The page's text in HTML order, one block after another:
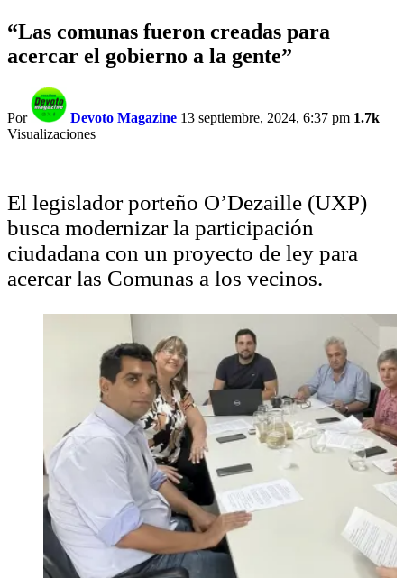
“Las comunas fueron creadas para
acercar el gobierno a la gente”
Por Devoto Magazine 13 septiembre, 2024, 6:37 pm 1.7k
Visualizaciones
El legislador porteño O’Dezaille (UXP)
busca modernizar la participación
ciudadana con un proyecto de ley para
acercar las Comunas a los vecinos.